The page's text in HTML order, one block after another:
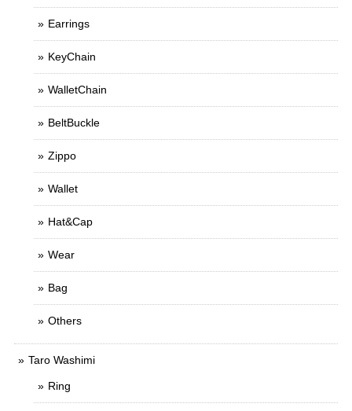
Earrings
KeyChain
WalletChain
BeltBuckle
Zippo
Wallet
Hat&Cap
Wear
Bag
Others
Taro Washimi
Ring